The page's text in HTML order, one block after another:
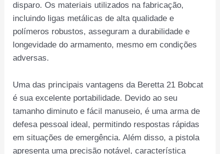
disparo. Os materiais utilizados na fabricação,
incluindo ligas metálicas de alta qualidade e
polímeros robustos, asseguram a durabilidade e
longevidade do armamento, mesmo em condições
adversas.
Uma das principais vantagens da Beretta 21 Bobcat
é sua excelente portabilidade. Devido ao seu
tamanho diminuto e fácil manuseio, é uma arma de
defesa pessoal ideal, permitindo respostas rápidas
em situações de emergência. Além disso, a pistola
apresenta uma precisão notável, característica